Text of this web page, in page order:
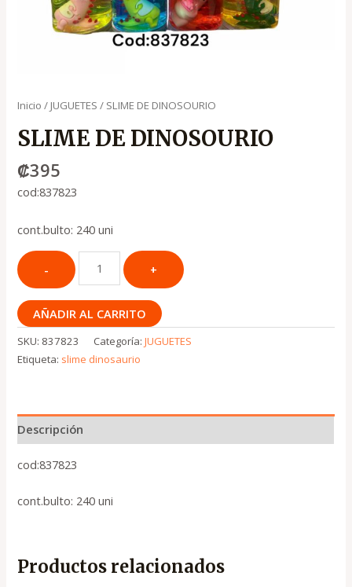
Inicio / JUGUETES / SLIME DE DINOSOURIO
SLIME DE DINOSOURIO
₡395
cod:837823
cont.bulto: 240 uni
AÑADIR AL CARRITO
SKU: 837823 Categoría:JUGUETES
Etiqueta: slime dinosaurio
Descripción
cod:837823
cont.bulto: 240 uni
Productos relacionados